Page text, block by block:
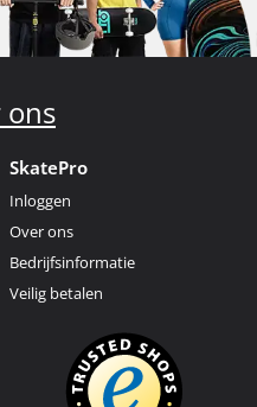
ons
SkatePro
Inloggen
Over ons
Bedrijfsinformatie
Veilig betalen